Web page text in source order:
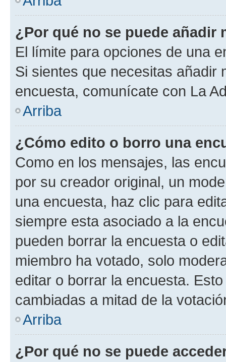
¿Por qué no se puede añadir
El límite para opciones de una
Si sientes que necesitas añadir
encuesta, comunícate con La
Arriba
¿Cómo edito o borro una
Como en los mensajes, las
por su creador original, un
una encuesta, haz clic para
siempre esta asociado a la
pueden borrar la encuesta o
miembro ha votado, solo
editar o borrar la encuesta.
cambiadas a mitad de la
Arriba
¿Por qué no se puede